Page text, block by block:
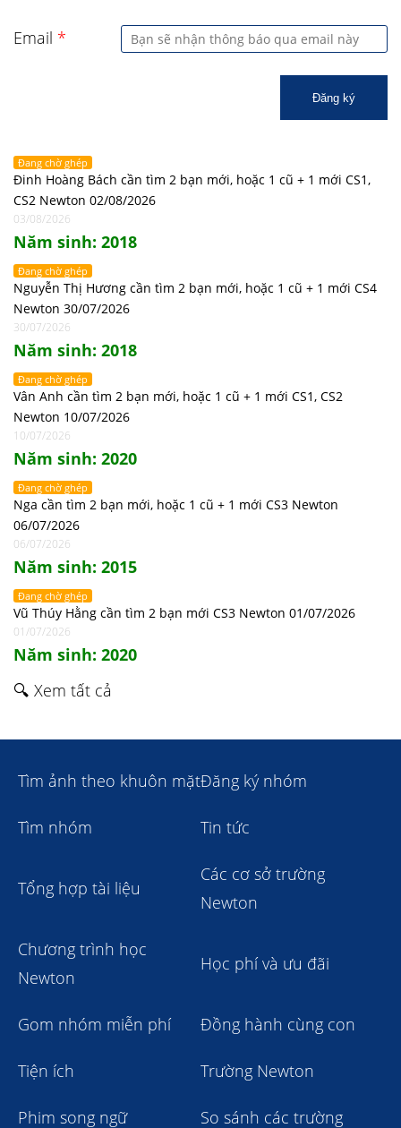
Email *
Đăng ký
Đang chờ ghép
Đinh Hoàng Bách cần tìm 2 bạn mới, hoặc 1 cũ + 1 mới CS1,
CS2 Newton 02/08/2026
03/08/2026
Năm sinh: 2018
Đang chờ ghép
Nguyễn Thị Hương cần tìm 2 bạn mới, hoặc 1 cũ + 1 mới CS4
Newton 30/07/2026
30/07/2026
Năm sinh: 2018
Đang chờ ghép
Vân Anh cần tìm 2 bạn mới, hoặc 1 cũ + 1 mới CS1, CS2
Newton 10/07/2026
10/07/2026
Năm sinh: 2020
Đang chờ ghép
Nga cần tìm 2 bạn mới, hoặc 1 cũ + 1 mới CS3 Newton
06/07/2026
06/07/2026
Năm sinh: 2015
Đang chờ ghép
Vũ Thúy Hằng cần tìm 2 bạn mới CS3 Newton 01/07/2026
01/07/2026
Năm sinh: 2020
🔍 Xem tất cả
Tìm ảnh theo khuôn mặtĐăng ký nhóm
Tìm nhóm Tin tức
Tổng hợp tài liệu
Các cơ sở trường
Newton
Chương trình học
Newton
Học phí và ưu đãi
Gom nhóm miễn phí Đồng hành cùng con
Tiện ích Trường Newton
Phim song ngữ So sánh các trường